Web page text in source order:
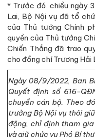
* Trước đó, chiều ngày
Lai, Bộ Nội vụ đã tổ
của Thủ tướng Chính
quyền của Thủ tướng
Chiến Thắng đã trao
cho đồng chí Trương Hải
Ngày 08/9/2022, Ban
Quyết định số 616-
chuyển cán bộ. Theo
trưởng Bộ Nội vụ thôi
động, chỉ định tham
và giữ chức vụ Phó Bí